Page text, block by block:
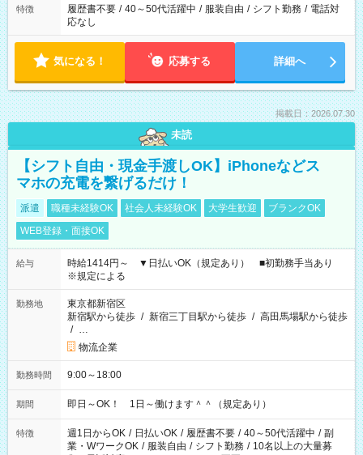
特徴 履歴書不要 / 40～50代活躍中 / 服装自由 / シフト勤務 / 電話対
応なし
気になる！ 応募する 詳細へ
掲載日：2026.07.30
未読
【シフト自由・現金手渡しOK】iPhoneなどス
マホの充電を繋げるだけ！
派遣 職種未経験OK 社会人未経験OK 大学生歓迎
ブランクOK
WEB登録・面接OK
給与
時給1414円～ ▼日払いOK（規定あり） ■初勤務手当あり
※規定による
勤務地
東京都新宿区
新宿駅から徒歩 / 新宿三丁目駅から徒歩 / 高田馬場駅から徒歩
/ …
物流企業
勤務時間 9:00～18:00
期間 即日～OK！ 1日～働けます＾＾（規定あり）
特徴 週1日からOK / 日払いOK / 履歴書不要 / 40～50代活躍中 / 副
業・WワークOK / 服装自由 / シフト勤務 / 10名以上の大量募